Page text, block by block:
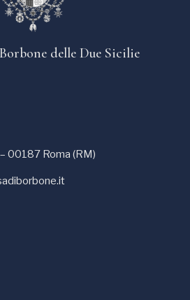
delle Due Sicilie
00187 Roma (RM)